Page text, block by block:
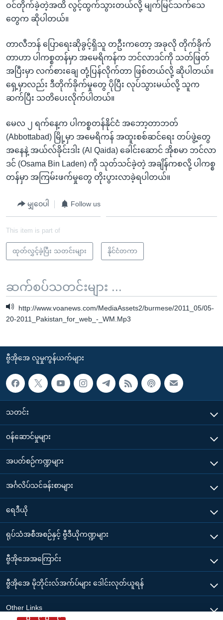
ဝင်တိုက်ခဲ့တဲ့အထိ လွင့်ထွက်သွားတယ်လို့ မျက်မြင်သက်သေ
တွေက ဆိုပါတယ်။
တာလီဘန် ပြောရေးဆိုခွင့်ရှိသူ တဦးကတော့ အခုလို တိုက်ခိုက်
တာဟာ ပါကစ္စတန်မှာ အမေရိကန်က ဘင်လာဒင်ကို သတ်ဖြတ်
အပြီးမှာ လက်စားချေ တုံ့ပြန်လိုက်တာ ဖြစ်တယ်လို့ ဆိုပါတယ်။
ရှေ့မှာလည်း ဒီတိုက်ခိုက်မှုတွေ ပိုပြီး လုပ်သွားမယ်လို့ သူက
ဆက်ပြီး သတိပေးလိုက်ပါတယ်။
မေလ ၂ ရက်နေ့က ပါကစ္စတန်နိုင်ငံ အဘော့တာဘတ်
(Abbottabad) မြို့မှာ အမေရိကန် အထူးစစ်ဆင်ရေး တပ်ဖွဲ့တွေ
အနေနဲ့ အယ်လ်ခိုင်းဒါး (Al Qaida) ခေါင်းဆောင် အိုစမာ ဘင်လာ
ဒင် (Osama Bin Laden) ကို သုတ်သင်ခဲ့တဲ့ အချိန်ကစလို့ ပါကစ္စ
တန်မှာ အကြမ်းဖက်မှုတွေ တိုးပွားလာခဲ့ရပါတယ်။
မျှဝေပါ Follow us
This item is part of
ထုတ်လွှင့်ခဲ့ပြီး သတင်းများ နိုင်ငံတကာ
ဆက်စပ်သတင်းများ ...
http://www.voanews.com/MediaAssets2/burmese/2011_05/05-
20-2011_Pakistan_for_web_-_WM.Mp3
ဗွီအိုအေ လူမှုကွန်ယက်များ
သတင်း
၀န်ဆောင်မှုများ
အပတ်စဉ်ကဏ္ဍများ
အင်္ဂလိပ်သင်ခန်းစာများ
ရေဒီယို
ရုပ်သံအစီအစဉ်နှင့် ဗွီဒီယိုကဏ္ဍများ
ဗွီအိုအေအကြောင်း
ဗွီအိုအေ မိုဘိုင်းလ်အက်ပ်များ ဒေါင်းလုတ်ယူရန်
Other Links